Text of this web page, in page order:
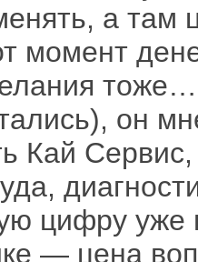
а там
момент
он
Кай
цифру
— цена